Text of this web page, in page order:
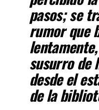
pasos; se
rumor que
susurro de
desde el
de la